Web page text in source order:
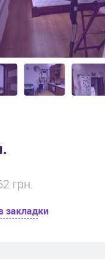
грн.
закладки